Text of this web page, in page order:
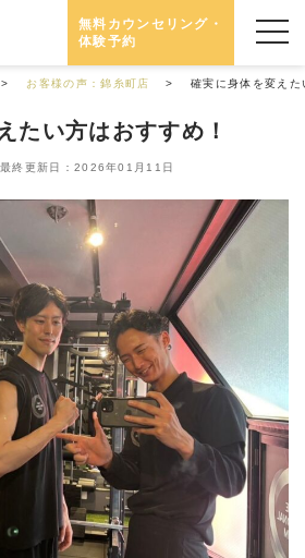
無料カウンセリング・
体験予約
お客様の声：錦糸町店 確実に身体を変え
たい方はおすすめ！
更新日：2026年01月11日